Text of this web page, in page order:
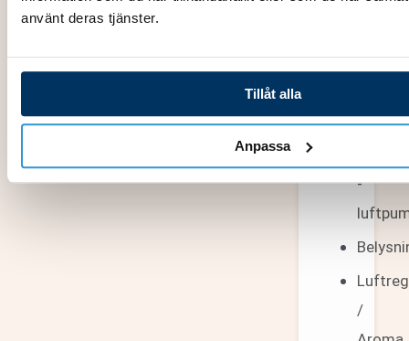
använt deras tjänster.
Tillåt alla
Anpassa
-
/